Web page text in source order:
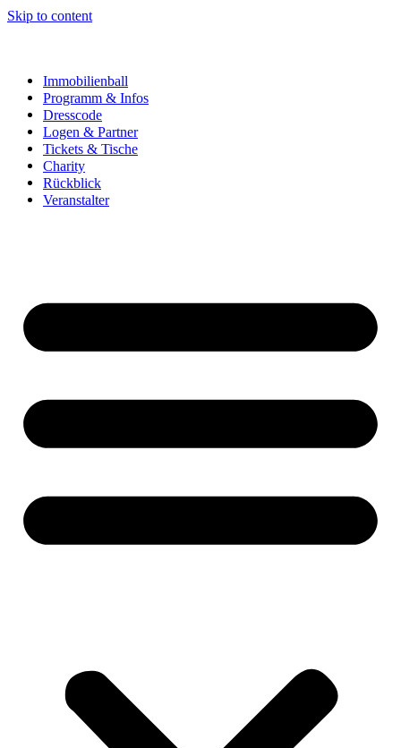
Skip to content
Immobilienball
Programm & Infos
Dresscode
Logen & Partner
Tickets & Tische
Charity
Rückblick
Veranstalter